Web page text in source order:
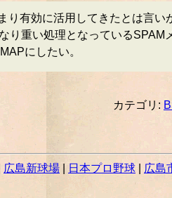
有効に活用してきたとは言い
り重い処理となっているSPAM
にしたい。
カテゴリ:
広島新球場 日本プロ野球
広島